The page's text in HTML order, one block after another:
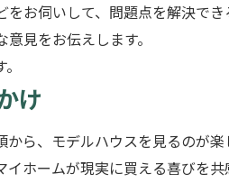
お伺いして、問題点を解決でき
見をお伝えします。
け
ら、モデルハウスを見るのが楽
ホームが現実に買える喜びを共